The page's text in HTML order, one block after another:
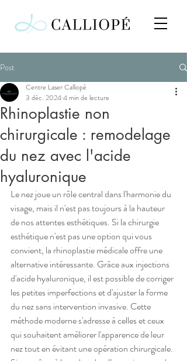
Post
Rhinoplastie non
chirurgicale : remodelage
du nez avec l'acide
hyaluronique
Centre Laser Calliopé
3 déc. 20244 min de lecture
Le nez joue un rôle central dans l'harmonie du
visage, mais il n'est pas toujours à la hauteur
de nos attentes esthétiques. Si la chirurgie
esthétique n'est pas une option qui vous
convient, la rhinoplastie médicale offre une
alternative intéressante. Grâce aux injections
d'acide hyaluronique, il est possible de corriger
les petites imperfections et d'ajuster la forme
du nez sans intervention invasive. Cette
méthode moderne s'adresse à celles et ceux
qui souhaitent améliorer l'apparence de leur
nez tout en évitant une opération chirurgicale.